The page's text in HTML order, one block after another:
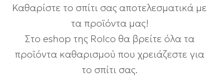
Καθαρίστε το σπίτι σας αποτελεσματικά με
τα προϊόντα μας!
Στο eshop της Rolco θα βρείτε όλα τα
προϊόντα καθαρισμού που χρειάζεστε για
το σπίτι σας.